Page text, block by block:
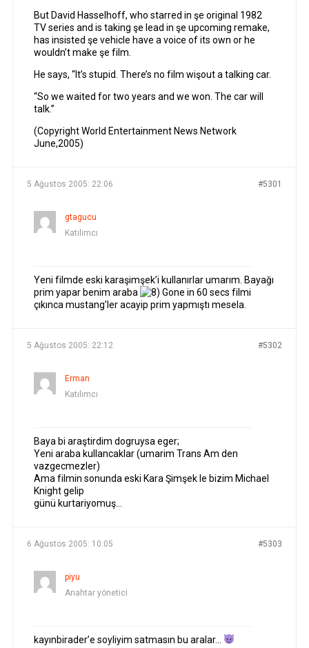
But David Hasselhoff, who starred in şe original 1982
TV series and is taking şe lead in şe upcoming remake,
has insisted şe vehicle have a voice of its own or he
wouldn’t make şe film.
He says, “It’s stupid. There’s no film wişout a talking car.
“So we waited for two years and we won. The car will
talk.”
(Copyright World Entertainment News Network
June,2005)
5 Ağustos 2005: 22:06 #5301
gtagucu
Katılımcı
Yeni filmde eski karaşimşek’i kullanırlar umarım. Bayağı
prim yapar benim araba
Gone in 60 secs filmi
çıkınca mustang’ler acayip prim yapmıştı mesela.
5 Ağustos 2005: 22:12 #5302
Erman
Katılımcı
Baya bi araştirdim dogruysa eger;
Yeni araba kullancaklar (umarim Trans Am den
vazgecmezler)
Ama filmin sonunda eski Kara Şimşek le bizim Michael
Knight gelip
günü kurtariyomuş…
6 Ağustos 2005: 10:05 #5303
piyu
Anahtar yönetici
kayınbirader’e soyliyim satmasın bu aralar…